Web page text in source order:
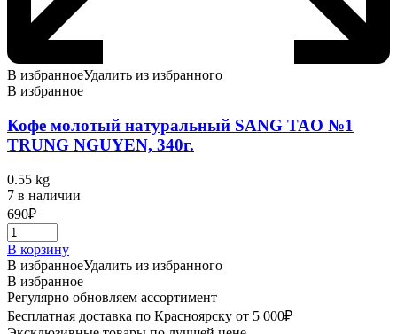
В избранноеУдалить из избранного
В избранное
Кофе молотый натуральный SANG TAO №1
TRUNG NGUYEN, 340г.
0.55 kg
7 в наличии
690₽
В корзину
В избранноеУдалить из избранного
В избранное
Регулярно обновляем ассортимент
Бесплатная доставка по Красноярску от 5 000₽